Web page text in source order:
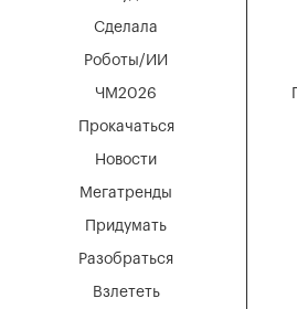
Мегатренды
Придумать
Разобраться
Взлететь
Новости
Сделала
Роботы/ИИ
ЧМ2026
Прокачаться